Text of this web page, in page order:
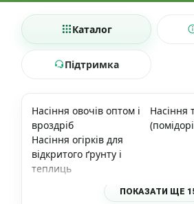
Каталог
Підтримка
Насіння овочів оптом і
вроздріб
Насіння
Насіння огірків для
відкритого ґрунту і
теплиць
ПОКАЗАТИ ЩЕ